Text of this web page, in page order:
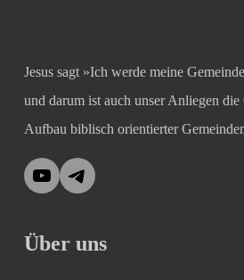
Jesus sagt »Ich werde meine
und darum ist auch unser Anliegen
Aufbau biblisch orientierter
YouTubeTelegram
Über uns